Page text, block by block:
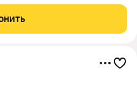
этажность дома, вид на